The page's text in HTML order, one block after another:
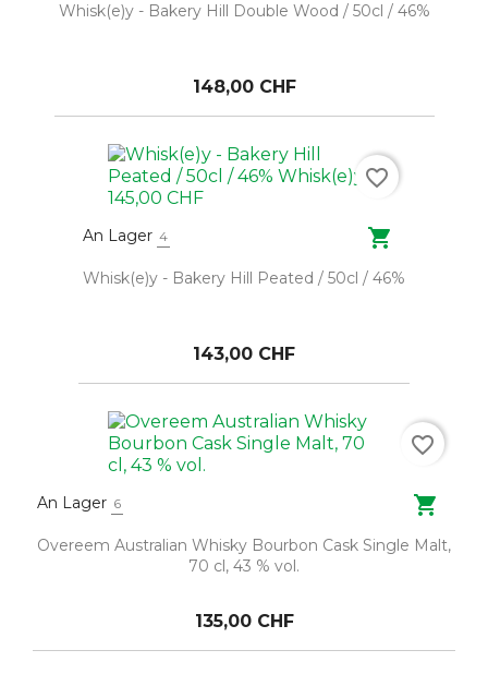
Whisk(e)y - Bakery Hill Double Wood / 50cl / 46%
148,00 CHF
An Lager 4 
Whisk(e)y - Bakery Hill Peated / 50cl / 46%
143,00 CHF
favorite_border
An Lager 6 
Overeem Australian Whisky Bourbon Cask Single Malt,
70 cl, 43 % vol.
135,00 CHF
favorite_border